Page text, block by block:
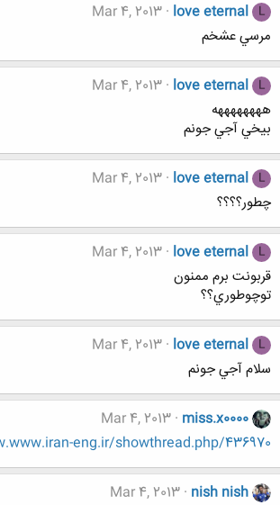
L
love eternal
Mar 4, 2013
مرسي عشخم
L
love eternal
Mar 4, 2013
ههههههههه
بيخي آجي جونم
L
love eternal
Mar 4, 2013
چطور؟؟؟؟
L
love eternal
Mar 4, 2013
قربونت برم ممنون
توچوطوري؟؟
L
love eternal
Mar 4, 2013
سلام آجي جونم
miss.x0000
Mar 4, 2013
eng.ir/showthread.php/436970
nish nish
Mar 4, 2013